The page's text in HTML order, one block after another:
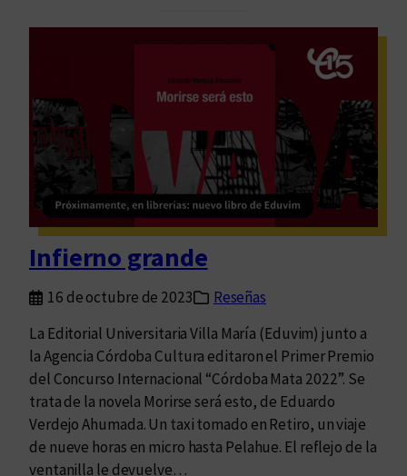
g
o
e
D
e
e
c
o
s
H
u
m
a
i
e
r
m
S
c
h
a
e
l
z
o
n
:
u
n
Infierno grande
16 de octubre de 2023
Reseñas
La Editorial Universitaria Villa María (Eduvim) junto a
la Agencia Córdoba Cultura editaron el Primer Premio
del Concurso Internacional “Córdoba Mata 2022”. Se
trata de la novela Morirse será esto, de Eduardo
Verdejo Ahumada. Un taxi tomado en Retiro, un viaje
de nueve horas en micro hasta Pelahue. El reflejo de la
ventanilla le devuelve…